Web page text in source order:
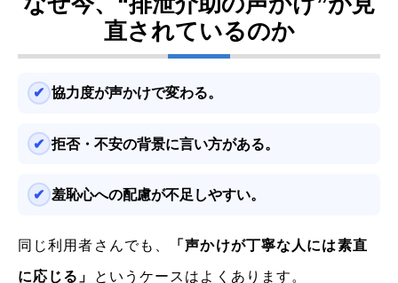
直されているのか
協力度が声かけで変わる。
拒否・不安の背景に言い方がある。
羞恥心への配慮が不足しやすい。
同じ利用者さんでも、 「声かけが丁寧な人には素直
に応じる」 というケースはよくあります。